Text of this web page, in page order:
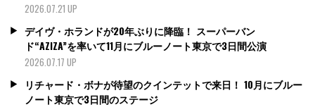
2026.07.21 UP
デイヴ・ホランドが20年ぶりに降臨！ スーパーバン
ド“AZIZA”を率いて11月にブルーノート東京で3日間公演
2026.07.17 UP
リチャード・ボナが待望のクインテットで来日！ 10月にブルー
ノート東京で3日間のステージ